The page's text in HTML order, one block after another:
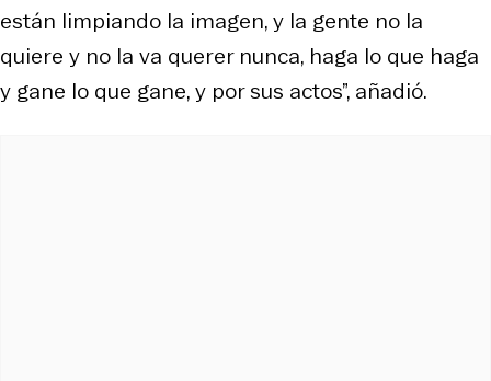
están limpiando la imagen, y la gente no la
quiere y no la va querer nunca, haga lo que haga
y gane lo que gane, y por sus actos”, añadió.